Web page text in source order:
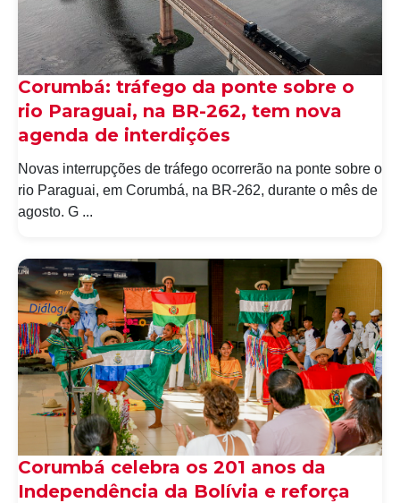
Corumbá: tráfego da ponte sobre o
rio Paraguai, na BR-262, tem nova
agenda de interdições
Novas interrupções de tráfego ocorrerão na ponte sobre o
rio Paraguai, em Corumbá, na BR-262, durante o mês de
agosto. G ...
Corumbá celebra os 201 anos da
Independência da Bolívia e reforça